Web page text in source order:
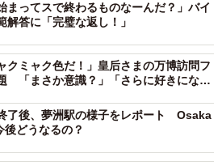
まってスで終わるものなーんだ？」バイ
解答に「完璧な返し！」
クミャク色だ！」皇后さまの万博訪問フ
「まさか意識？」「さらに好きになり
了後、夢洲駅の様子をレポート Osaka
どうなるの？